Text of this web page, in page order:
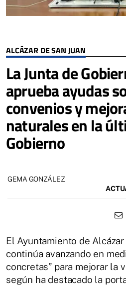
ALCÁZAR DE SAN JUAN
La Junta de
aprueba ayudas
convenios y
naturales en la
Gobierno
GEMA GONZÁLEZ
El Ayuntamiento de Alcázar
continúa avanzando en
concretas” para mejorar la
según ha destacado la